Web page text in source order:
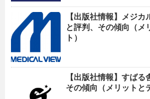
【出版社情報】メジ
と評判、その傾向（メ
ト）
【出版社情報】すばる
その傾向（メリットと